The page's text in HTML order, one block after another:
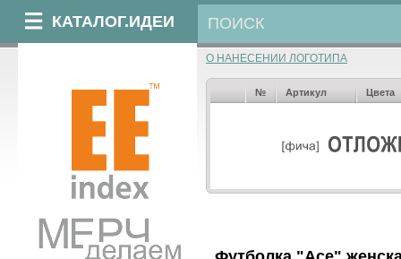
КАТАЛОГ.ИДЕИ
О НАНЕСЕНИИ ЛОГОТИПА
№ Артикул Цвета